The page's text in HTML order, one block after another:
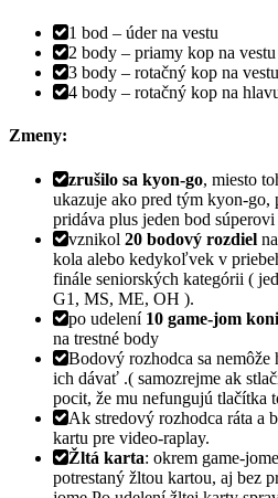
1 bod – úder na vestu
2 body – priamy kop na vestu
3 body – rotačný kop na
4 body – rotačný kop na
Zmeny:
zrušilo sa kyon-go, miesto
ukazuje ako pred tým kyon-go,
pridáva plus jeden bod súperovi
vznikol 20 bodový rozdiel
kola alebo kedykoľvek v
finále seniorských kategórii (
G1, MS, ME, OH ).
po udelení 10 game-jom
na trestné body
Bodový rozhodca sa
ich dávať .( samozrejme ak
pocit, že mu nefungujú tlačítka
Ak stredový rozhodca ráta a
kartu pre video-raplay.
Žltá karta: okrem game-
potrestaný žltou kartou, aj bez